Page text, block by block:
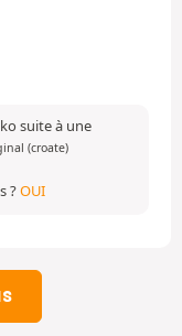
suite à une
(croate)
?OUI